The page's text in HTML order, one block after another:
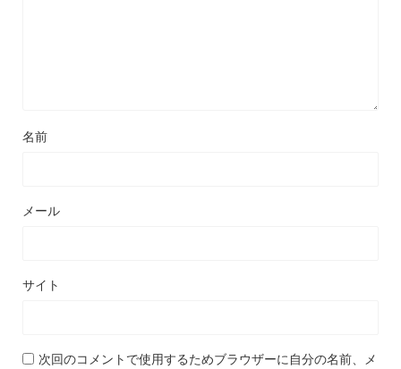
名前
メール
サイト
次回のコメントで使用するためブラウザーに自分の名前、メ